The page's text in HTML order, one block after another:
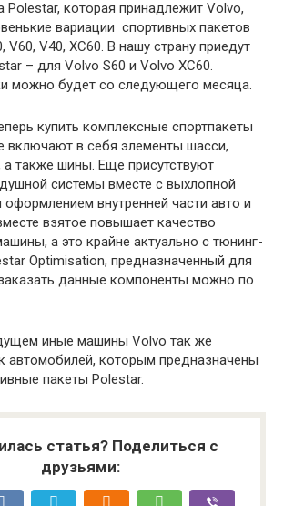
которая принадлежит Volvo,
вариации спортивных пакетов
V60, V40, XC60. В нашу страну приедут
– для Volvo S60 и Volvo XC60.
можно будет со следующего месяца.
купить комплексные спортпакеты
включают в себя элементы шасси,
также шины. Еще присутствуют
системы вместе с выхлопной
внутренней части авто и
взятое повышает качество
а это крайне актуально с тюнинг-
Optimisation, предназначенный для
данные компоненты можно по
иные машины Volvo так же
автомобилей, которым предназначены
пакеты Polestar.
статья? Поделиться с
друзьями: